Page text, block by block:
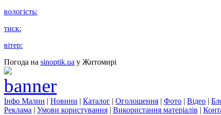
вологість:
тиск:
вітер:
Погода на sinoptik.ua у Житомирі
Інфо Малин | Новини | Каталог | Оголошення | Фото | Відео |
Реклама | Умови користування | Використання матеріалів |